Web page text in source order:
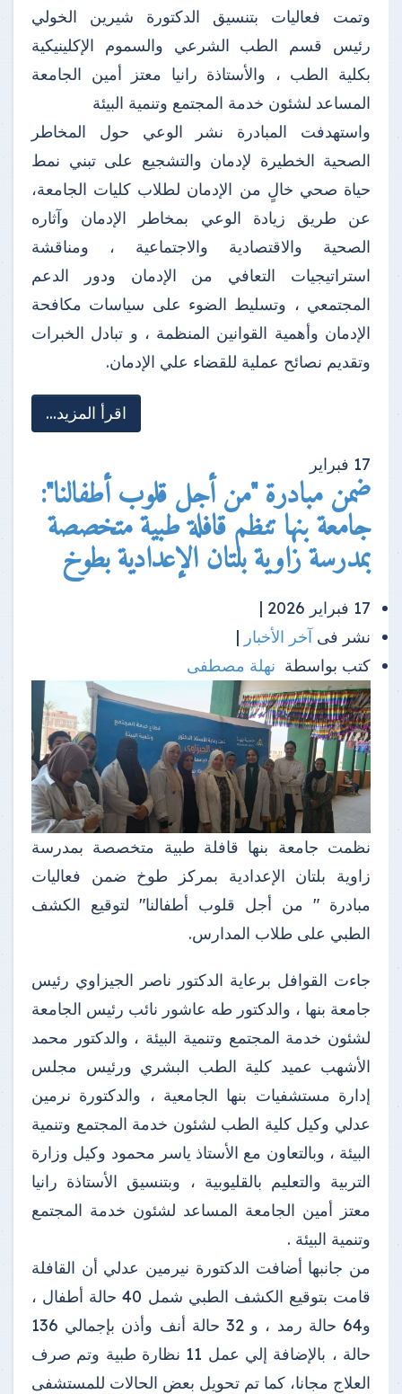
وتمت فعاليات بتنسيق الدكتورة شيرين الخولي
رئيس قسم الطب الشرعي والسموم الإكلينيكية
بكلية الطب ، والأستاذة رانيا معتز أمين الجامعة
المساعد لشئون خدمة المجتمع وتنمية البيئة
واستهدفت المبادرة نشر الوعي حول المخاطر
الصحية الخطيرة لإدمان والتشجيع على تبني نمط
حياة صحي خالٍ من الإدمان لطلاب كليات الجامعة،
عن طريق زيادة الوعي بمخاطر الإدمان وآثاره
الصحية والاقتصادية والاجتماعية ، ومناقشة
استراتيجيات التعافي من الإدمان ودور الدعم
المجتمعي ، وتسليط الضوء على سياسات مكافحة
الإدمان وأهمية القوانين المنظمة ، و تبادل الخبرات
وتقديم نصائح عملية للقضاء علي الإدمان.
اقرأ المزيد...
17 فبراير
ضمن مبادرة "من أجل قلوب أطفالنا":
جامعة بنها تنظم قافلة طبية متخصصة
بمدرسة زاوية بلتان الإعدادية بطوخ
17 فبراير 2026 |
نشر فى آخر الأخبار |
كتب بواسطة نهلة مصطفى
نظمت جامعة بنها قافلة طبية متخصصة بمدرسة
زاوية بلتان الإعدادية بمركز طوخ ضمن فعاليات
مبادرة " من أجل قلوب أطفالنا" لتوقيع الكشف
الطبي على طلاب المدارس.
جاءت القوافل برعاية الدكتور ناصر الجيزاوي رئيس
جامعة بنها ، والدكتور طه عاشور نائب رئيس الجامعة
لشئون خدمة المجتمع وتنمية البيئة ، والدكتور محمد
الأشهب عميد كلية الطب البشري ورئيس مجلس
إدارة مستشفيات بنها الجامعية ، والدكتورة نرمين
عدلي وكيل كلية الطب لشئون خدمة المجتمع وتنمية
البيئة ، وبالتعاون مع الأستاذ ياسر محمود وكيل وزارة
التربية والتعليم بالقليوبية ، وبتنسيق الأستاذة رانيا
معتز أمين الجامعة المساعد لشئون خدمة المجتمع
وتنمية البيئة .
من جانبها أضافت الدكتورة نيرمين عدلي أن القافلة
قامت بتوقيع الكشف الطبي شمل 40 حالة أطفال ،
و64 حالة رمد ، و 32 حالة أنف وأذن بإجمالي 136
حالة ، بالإضافة إلي عمل 11 نظارة طبية وتم صرف
العلاج مجانا، كما تم تحويل بعض الحالات للمستشفى